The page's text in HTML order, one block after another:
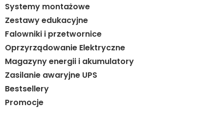
Systemy montażowe
Zestawy edukacyjne
Falowniki i przetwornice
Oprzyrządowanie Elektryczne
Magazyny energii i akumulatory
Zasilanie awaryjne UPS
Bestsellery
Promocje